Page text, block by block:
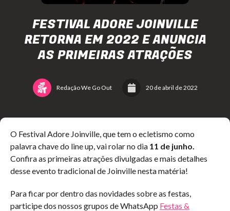
FESTIVAL ADORE JOINVILLE
RETORNA EM 2022 E ANUNCIA
AS PRIMEIRAS ATRAÇÕES
Redação We Go Out 20 de abril de 2022
O Festival Adore Joinville, que tem o ecletismo como
palavra chave do line up, vai rolar no dia 11 de junho.
Confira as primeiras atrações divulgadas e mais detalhes
desse evento tradicional de Joinville nesta matéria!
Para ficar por dentro das novidades sobre as festas,
participe dos nossos grupos de WhatsApp Festas &